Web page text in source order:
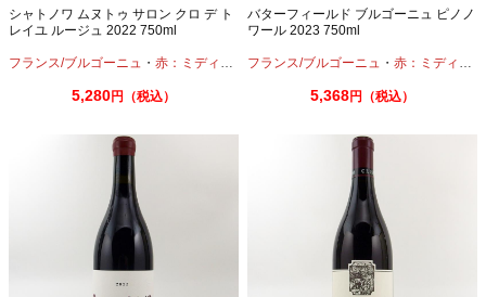
シャトノワ ムヌトゥ サロン クロ デ ト
レイユ ルージュ 2022 750ml
フランス/ブルゴーニュ ・ 赤：ミディアムボディ ・ピノノワール
5,280円（税込）
バターフィールド ブルゴーニュ ピノノ
ワール 2023 750ml
フランス/ブルゴーニュ ・赤：ミディアムボディ
5,368円（税込）